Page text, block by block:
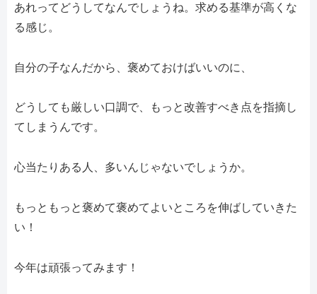
あれってどうしてなんでしょうね。求める基準が高くな
る感じ。
自分の子なんだから、褒めておけばいいのに、
どうしても厳しい口調で、もっと改善すべき点を指摘し
てしまうんです。
心当たりある人、多いんじゃないでしょうか。
もっともっと褒めて褒めてよいところを伸ばしていきた
い！
今年は頑張ってみます！